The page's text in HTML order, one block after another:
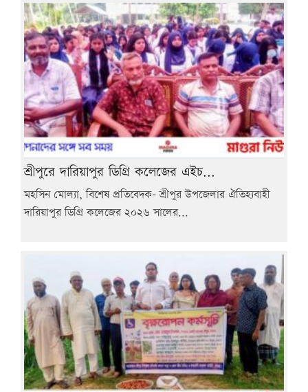
শ্রীপুরে দারিয়াপুর ডিগ্রি কলেজের এইচ...
মহসিন মোল্যা, বিশেষ প্রতিবেদক- শ্রীপুর উপজেলার ঐতিহ্যবাহী
দারিয়াপুর ডিগ্রি কলেজের ২০২৬ সালের...